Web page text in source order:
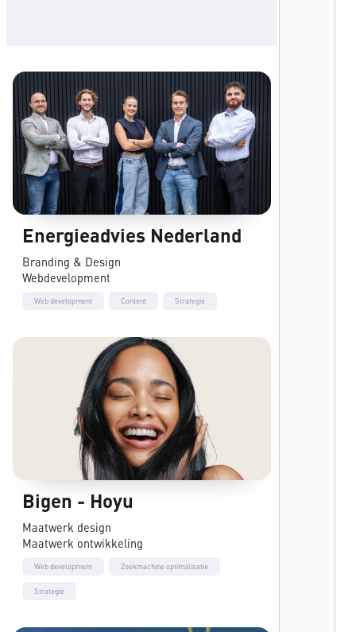
Energieadvies Nederland
Branding & Design
Webdevelopment
Web development Content Strategie
Bigen - Hoyu
Maatwerk design
Maatwerk ontwikkeling
Web development Zoekmachine optimalisatie
Strategie